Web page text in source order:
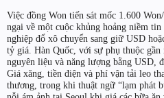
Việc đồng Won tiến sát mốc 1.600
ngại về một cuộc khủng hoảng niềm
nghiệp đổ xô chuyển sang giữ USD
tỷ giá. Hàn Quốc, với sự phụ thuộc gần
nguyên liệu và năng lượng bằng USD,
Giá xăng, tiền điện và phí vận tải leo
thương, trong khi thuật ngữ “lạm phát